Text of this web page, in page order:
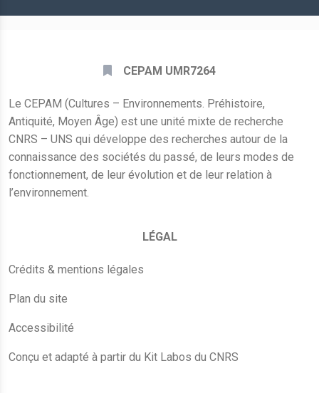
CEPAM UMR7264
Le CEPAM (Cultures – Environnements. Préhistoire,
Antiquité, Moyen Âge) est une unité mixte de recherche
CNRS – UNS qui développe des recherches autour de la
connaissance des sociétés du passé, de leurs modes de
fonctionnement, de leur évolution et de leur relation à
l’environnement.
LÉGAL
Crédits & mentions légales
Plan du site
Accessibilité
Conçu et adapté à partir du Kit Labos du CNRS